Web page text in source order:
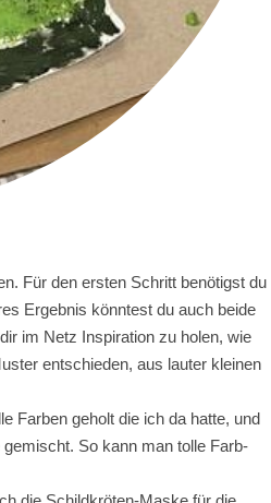
Für den ersten Schritt benötigst du
Ergebnis könntest du auch beide
im Netz Inspiration zu holen, wie
entschieden, aus lauter kleinen
Farben geholt die ich da hatte, und
So kann man tolle Farb-